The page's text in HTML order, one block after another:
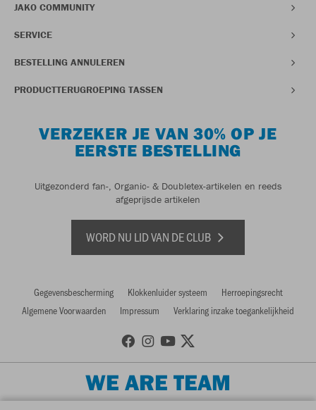
JAKO COMMUNITY
SERVICE
BESTELLING ANNULEREN
PRODUCTTERUGROEPING TASSEN
VERZEKER JE VAN 30% OP JE
EERSTE BESTELLING
Uitgezonderd fan-, Organic- & Doubletex-artikelen en reeds
afgeprijsde artikelen
WORD NU LID VAN DE CLUB
Gegevensbescherming Klokkenluider systeem
Herroepingsrecht
Algemene Voorwaarden
Impressum Verklaring inzake toegankelijkheid
WE ARE TEAM